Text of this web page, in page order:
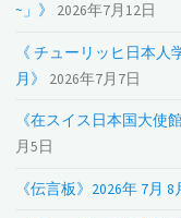
~」》
2026年7月12日
《 チューリッヒ日本人
月》
2026年7月7日
《在スイス日本国大使
月5日
《伝言板》2026年 7月 8